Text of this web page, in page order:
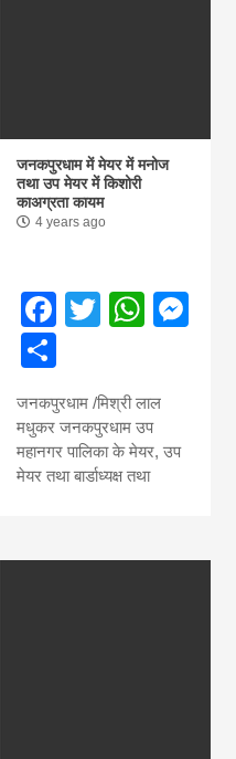
जनकपुरधाम में मेयर में मनोज
तथा उप मेयर में किशोरी
काअग्रता कायम
4 years ago
Facebook
Twitter
Share
जनकपुरधाम /मिश्री लाल
मधुकर जनकपुरधाम उप
महानगर पालिका के मेयर, उप
मेयर तथा बार्डाध्यक्ष तथा